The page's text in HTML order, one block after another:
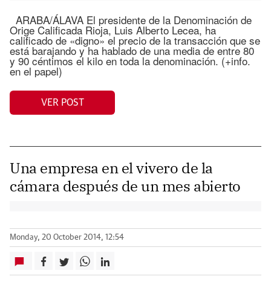
ARABA/ÁLAVA El presidente de la Denominación de
Orige Calificada Rioja, Luis Alberto Lecea, ha
calificado de «digno» el precio de la transacción que se
está barajando y ha hablado de una media de entre 80
y 90 céntimos el kilo en toda la denominación. (+info.
en el papel)
VER POST
Una empresa en el vivero de la
cámara después de un mes abierto
Monday, 20 October 2014, 12:54